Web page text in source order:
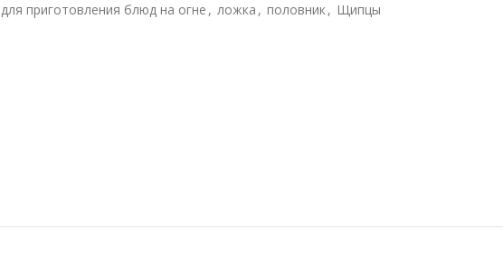
для приготовления блюд на огне , ложка , половник, Щипцы